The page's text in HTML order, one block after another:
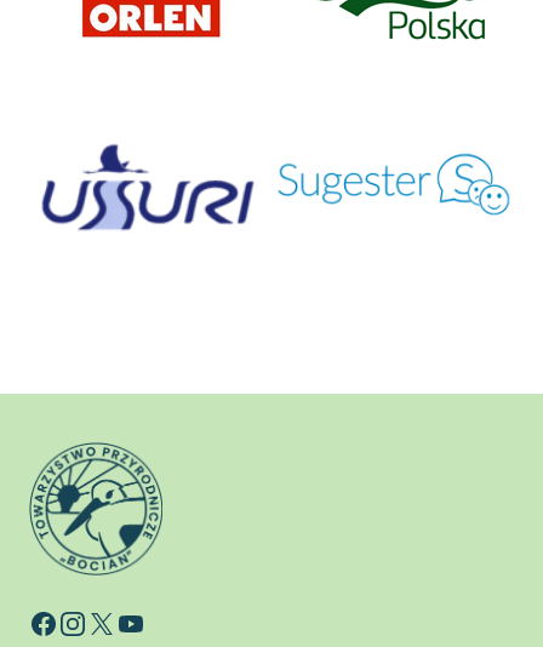
Facebook
Instagram
X YouTube